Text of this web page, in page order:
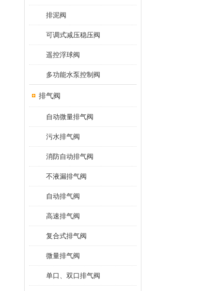
排泥阀
可调式减压稳压阀
遥控浮球阀
多功能水泵控制阀
排气阀
自动微量排气阀
污水排气阀
消防自动排气阀
不液漏排气阀
自动排气阀
高速排气阀
复合式排气阀
微量排气阀
单口、双口排气阀